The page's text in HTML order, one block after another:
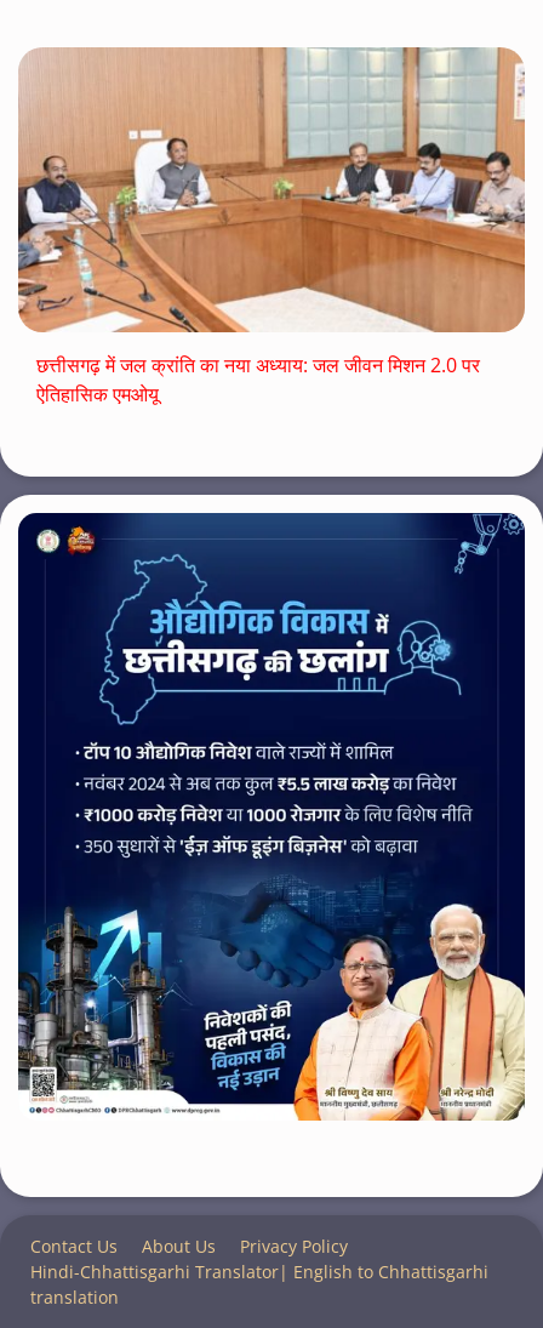
छत्तीसगढ़ में जल क्रांति का नया अध्याय: जल जीवन मिशन 2.0 पर
ऐतिहासिक एमओयू
Contact Us About Us
Privacy Policy
Hindi-Chhattisgarhi Translator| English to Chhattisgarhi
translation